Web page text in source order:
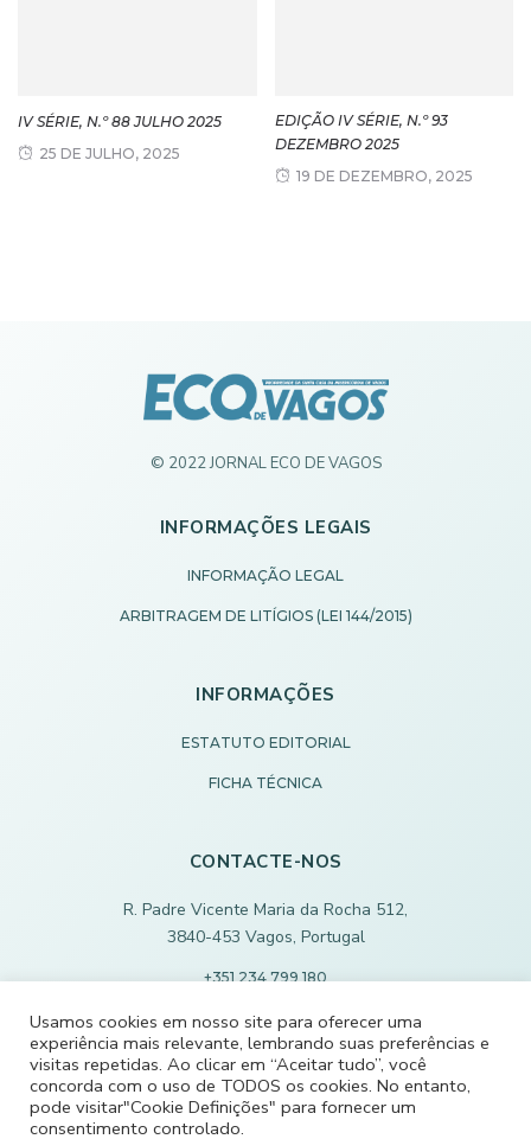
IV SÉRIE, N.º 88 JULHO 2025
25 DE JULHO, 2025
EDIÇÃO IV SÉRIE, N.º 93
DEZEMBRO 2025
19 DE DEZEMBRO, 2025
© 2022 JORNAL ECO DE VAGOS
INFORMAÇÕES LEGAIS
INFORMAÇÃO LEGAL
ARBITRAGEM DE LITÍGIOS (LEI 144/2015)
INFORMAÇÕES
ESTATUTO EDITORIAL
FICHA TÉCNICA
CONTACTE-NOS
R. Padre Vicente Maria da Rocha 512,
3840-453 Vagos, Portugal
+351 234 799 180
ECODEVAGOS@SCMVAGOS.EU
CONTACTE-NOS
Usamos cookies em nosso site para oferecer uma
experiência mais relevante, lembrando suas preferências e
visitas repetidas. Ao clicar em “Aceitar tudo”, você
concorda com o uso de TODOS os cookies. No entanto,
pode visitar"Cookie Definições" para fornecer um
consentimento controlado.